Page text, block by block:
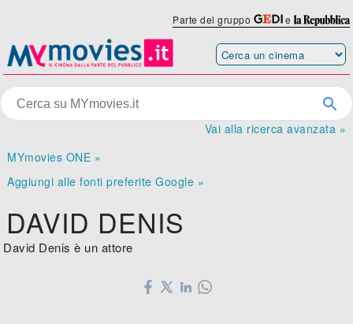
Parte del gruppo e
Vai alla ricerca avanzata »
MYmovies ONE »
Aggiungi alle fonti preferite Google »
DAVID DENIS
David Denis è un attore